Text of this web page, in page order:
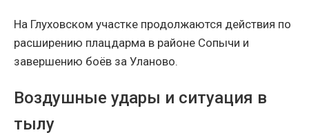
На Глуховском участке продолжаются действия по
расширению плацдарма в районе Сопычи и
завершению боёв за Уланово.
Воздушные удары и ситуация в
тылу